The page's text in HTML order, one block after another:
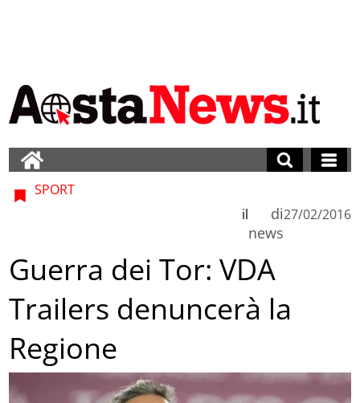
SPORT
di
news
il 27/02/2016
Guerra dei Tor: VDA
Trailers denuncerà la
Regione